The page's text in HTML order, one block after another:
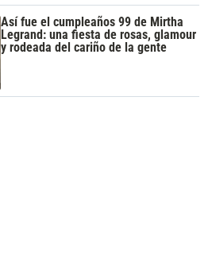
Así fue el cumpleaños 99 de Mirtha
Legrand: una fiesta de rosas, glamour
y rodeada del cariño de la gente